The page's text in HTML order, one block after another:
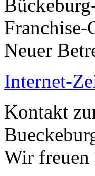
Franchise-
Neuer
Internet-
Kontakt
Wir freuen